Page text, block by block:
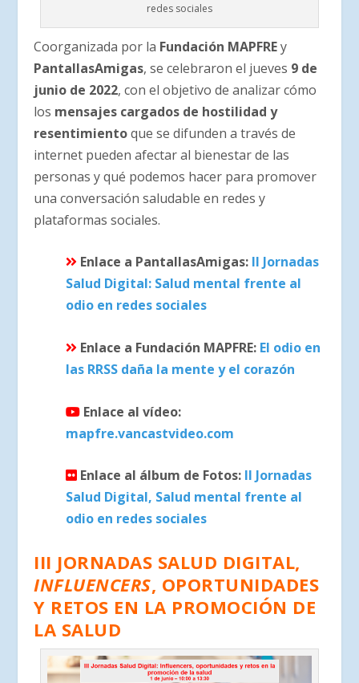
redes sociales
Coorganizada por la Fundación MAPFREy
PantallasAmigas, se celebraron el jueves 9 de
junio de 2022, con el objetivo de analizar cómo
los mensajes cargados de hostilidad y
resentimientoque se difunden a través de
internet pueden afectar al bienestar de las
personas y qué podemos hacer para promover
una conversación saludable en redes y
plataformas sociales.
Enlace a PantallasAmigas: II Jornadas
Salud Digital: Salud mental frente al
odio en redes sociales
Enlace a Fundación MAPFRE: El odio en
las RRSS daña la mente y el corazón
Enlace al vídeo:
mapfre.vancastvideo.com
Enlace al álbum de Fotos: II Jornadas
Salud Digital, Salud mental frente al
odio en redes sociales
III JORNADAS SALUD DIGITAL,
INFLUENCERS, OPORTUNIDADES
Y RETOS EN LA PROMOCIÓN DE
LA SALUD